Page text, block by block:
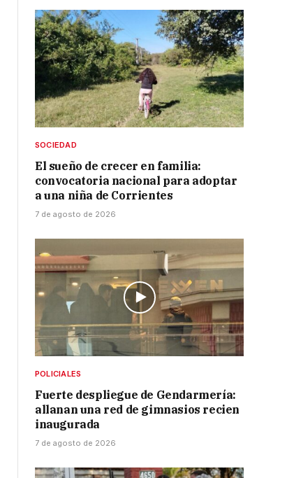
SOCIEDAD
El sueño de crecer en familia:
convocatoria nacional para adoptar
a una niña de Corrientes
7 de agosto de 2026
POLICIALES
Fuerte despliegue de Gendarmería:
allanan una red de gimnasios recien
inaugurada
7 de agosto de 2026